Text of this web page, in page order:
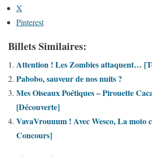
X
Pinterest
Billets Similaires:
Attention ! Les Zombies attaquent…
Pabobo, sauveur de nos nuits ?
Mes Oiseaux Poétiques – Pirouette
[Découverte]
VavaVrouuum ! Avec Wesco, La moto
Concours]